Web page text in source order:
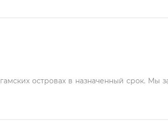
островах в назначенный срок.